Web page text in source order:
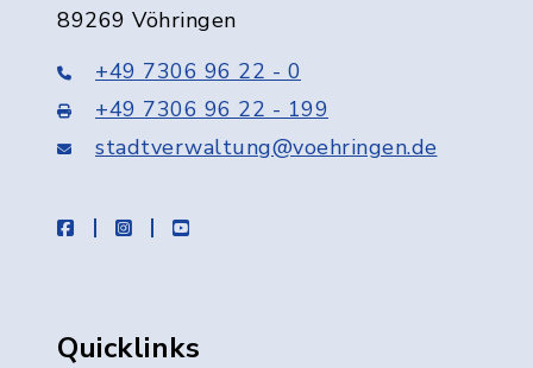
89269 Vöhringen
+49 7306 96 22 - 0
+49 7306 96 22 - 199
stadtverwaltung@voehringen.de
facebookinstagramyoutube
Quicklinks